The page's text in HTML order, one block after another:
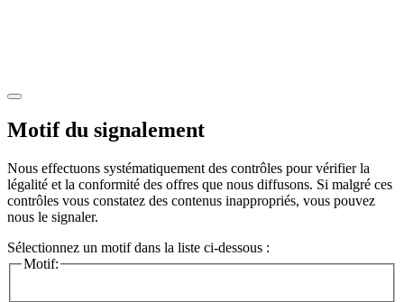
Motif du signalement
Nous effectuons systématiquement des contrôles pour vérifier la
légalité et la conformité des offres que nous diffusons. Si malgré ces
contrôles vous constatez des contenus inappropriés, vous pouvez
nous le signaler.
Sélectionnez un motif dans la liste ci-dessous :
Motif: